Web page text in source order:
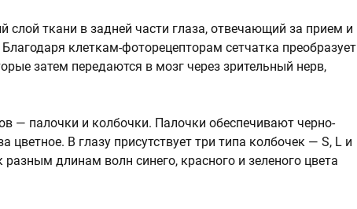
слой ткани в задней части глаза, отвечающий за прием и
клеткам-фоторецепторам сетчатка преобразует
затем передаются в мозг через зрительный нерв,
— палочки и колбочки. Палочки обеспечивают черно-
цветное. В глазу присутствует три типа колбочек — S, L и
длинам волн синего, красного и зеленого цвета